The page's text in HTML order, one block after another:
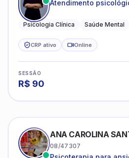
Atendimento
emocional
Psicologia Clínica Saúde Mental
CRP ativo Online
SESSÃO
R$ 90
ANA CAROLINA
08/47307